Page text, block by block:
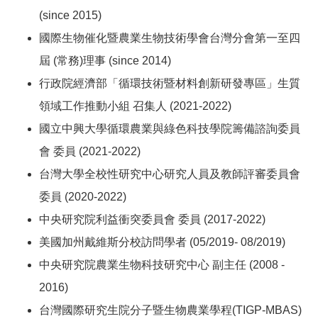
(since 2015)
國際生物催化暨農業生物技術學會台灣分會第一至四
屆 (常務)理事 (since 2014)
行政院經濟部「循環技術暨材料創新研發專區」生質
領域工作推動小組 召集人 (2021-2022)
國立中興大學循環農業與綠色科技學院籌備諮詢委員
會 委員 (2021-2022)
台灣大學全校性研究中心研究人員及教師評審委員會
委員 (2020-2022)
中央研究院利益衝突委員會 委員 (2017-2022)
美國加州戴維斯分校訪問學者 (05/2019- 08/2019)
中央研究院農業生物科技研究中心 副主任 (2008 -
2016)
台灣國際研究生院分子暨生物農業學程(TIGP-MBAS)